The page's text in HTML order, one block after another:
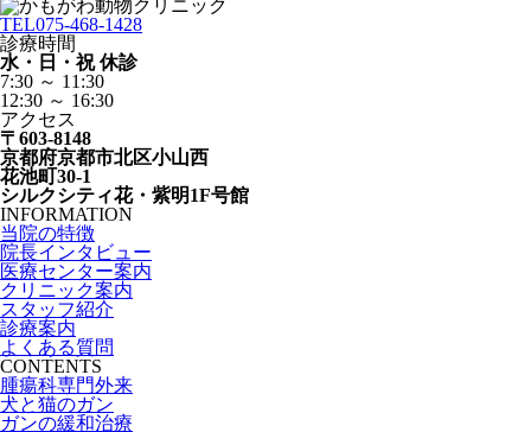
TEL075-468-1428
診療時間
水・日・祝 休診
7:30 ～ 11:30
12:30 ～ 16:30
アクセス
〒603-8148
京都府京都市北区小山西
花池町30-1
シルクシティ花・紫明1F号館
INFORMATION
当院の特徴
院長インタビュー
医療センター案内
クリニック案内
スタッフ紹介
診療案内
よくある質問
CONTENTS
腫瘍科専門外来
犬と猫のガン
ガンの緩和治療